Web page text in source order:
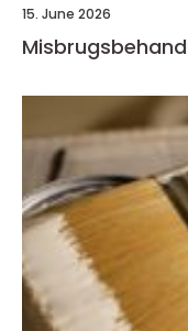
15. June 2026